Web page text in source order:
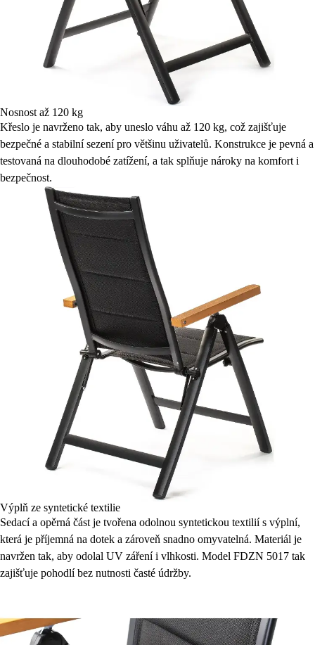
Nosnost až 120 kg
Křeslo je navrženo tak, aby uneslo váhu až 120 kg, což zajišťuje
bezpečné a stabilní sezení pro většinu uživatelů. Konstrukce je pevná a
testovaná na dlouhodobé zatížení, a tak splňuje nároky na komfort i
bezpečnost.
Výplň ze syntetické textilie
Sedací a opěrná část je tvořena odolnou syntetickou textilií s výplní,
která je příjemná na dotek a zároveň snadno omyvatelná. Materiál je
navržen tak, aby odolal UV záření i vlhkosti. Model FDZN 5017 tak
zajišťuje pohodlí bez nutnosti časté údržby.